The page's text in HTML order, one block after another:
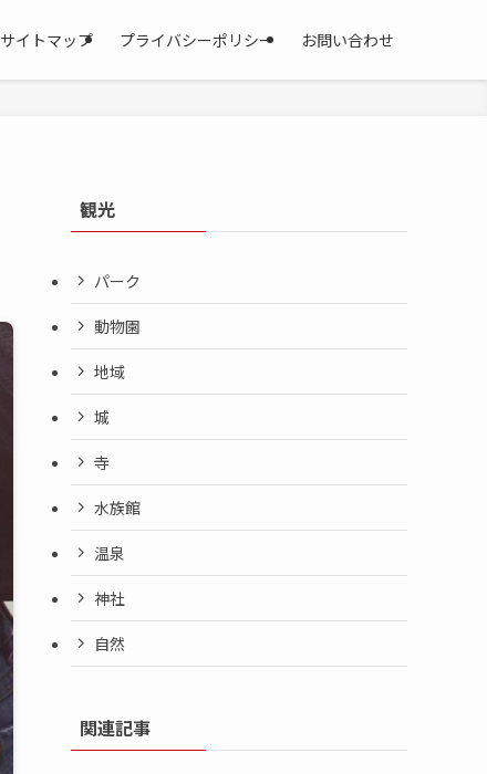
サイトマップ プライバシーポリシー お問い合わせ
観光
パーク
動物園
地域
城
寺
水族館
温泉
神社
自然
関連記事